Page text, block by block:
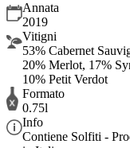
Annata
2019
Vitigni
53% Cabernet
20% Merlot, 17%
10% Petit Verdot
Formato
0.75l
Info
Contiene Solfiti -